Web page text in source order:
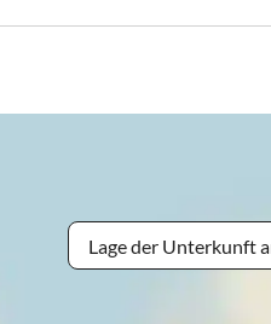
Lage der Unterkunft